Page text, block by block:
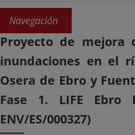
Navegación
Proyecto de mejora
inundaciones en el
Osera de Ebro y
Fase 1. LIFE Ebro
ENV/ES/000327)